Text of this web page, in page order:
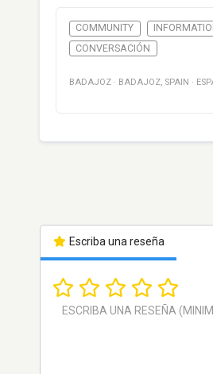
COMMUNITY
CONVERSACIÓN
BADAJOZ · BADAJOZ, SPAIN ·
Escriba una reseña